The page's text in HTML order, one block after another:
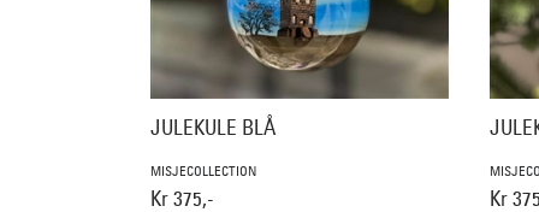
JULEKULE BLÅ
MISJECOLLECTION
Kr 375,- Kr